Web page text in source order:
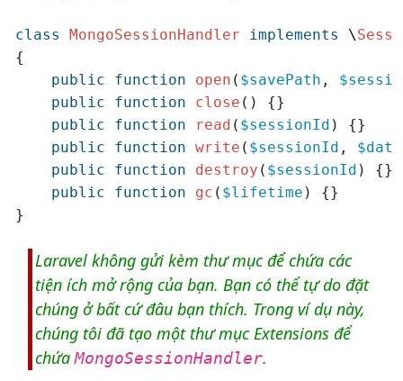
class MongoSessionHandler implements \
{
public
function open ( $savePath ,
public
function close () {}
public
function read ( $sessionId ) {}
public
function write ( $sessionId , $data
public
function destroy ( $sessionId ) {}
public
function gc ( $lifetime ) {}
}
Laravel không gửi kèm thư mục để chứa các
tiện ích mở rộng của bạn. Bạn có thể tự do đặt
chúng ở bất cứ đâu bạn thích. Trong ví dụ này,
chúng tôi đã tạo một thư mục Extensions để
chứaMongoSessionHandler.